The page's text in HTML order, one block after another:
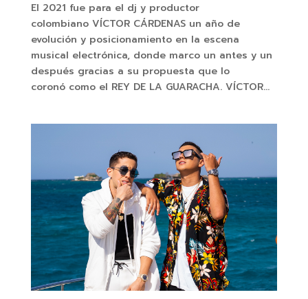
El 2021 fue para el dj y productor
colombiano VÍCTOR CÁRDENAS un año de
evolución y posicionamiento en la escena
musical electrónica, donde marco un antes y un
después gracias a su propuesta que lo
coronó como el REY DE LA GUARACHA. VÍCTOR...